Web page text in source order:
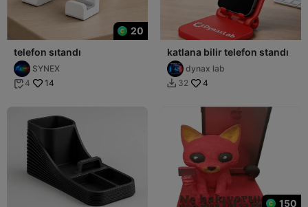
20
telefon sıtandı
SYNEX
 4 14
katlana bilir telefon standı
dynax lab
 32 4
150